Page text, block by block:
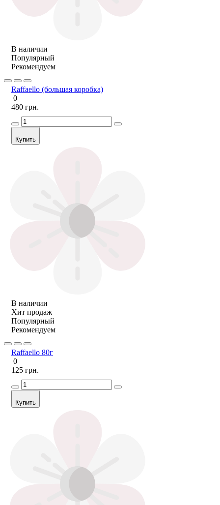
В наличии
Популярный
Рекомендуем
Raffaello (большая коробка)
0
480 грн.
Купить
В наличии
Хит продаж
Популярный
Рекомендуем
Raffaello 80г
0
125 грн.
Купить